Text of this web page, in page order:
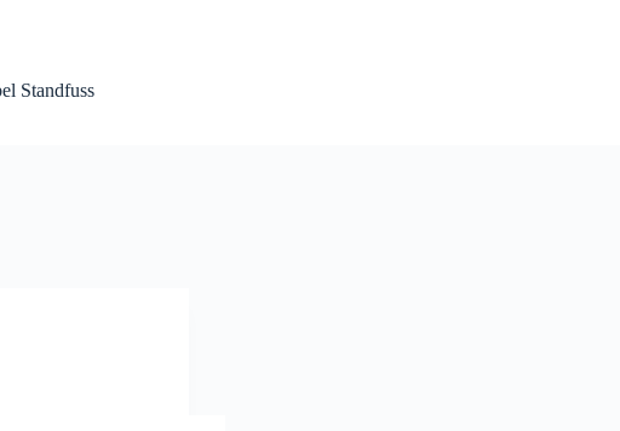
Standfuss